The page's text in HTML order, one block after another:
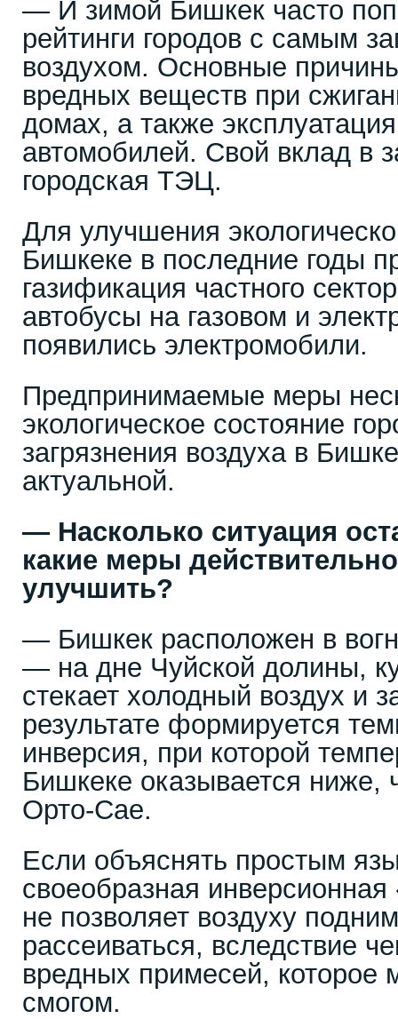
— И зимой Бишкек часто
рейтинги городов с самым
воздухом. Основные
вредных веществ при
домах, а также
автомобилей. Свой вклад в
городская ТЭЦ.
Для улучшения
Бишкеке в последние годы
газификация частного
автобусы на газовом и
появились электромобили.
Предпринимаемые меры
экологическое состояние
загрязнения воздуха в
актуальной.
— Насколько ситуация
какие меры
улучшить?
— Бишкек расположен в
— на дне Чуйской долины,
стекает холодный воздух и
результате формируется
инверсия, при которой
Бишкеке оказывается
Орто-Сае.
Если объяснять простым
своеобразная
не позволяет воздуху
рассеиваться, вследствие
вредных примесей, которое
смогом.